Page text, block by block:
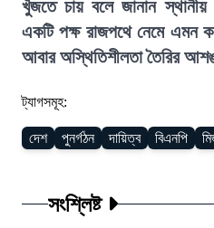
খুঁজতে চায় বলে জানান
একটি পক্ষ রাজপথে নেমে এমন
আবার অস্থিতিশীলতা তৈরির
ট্যাগসমূহ:
দেশ পুনর্গঠন দায়িত্ব বিএনপি
সংশ্লিষ্ট